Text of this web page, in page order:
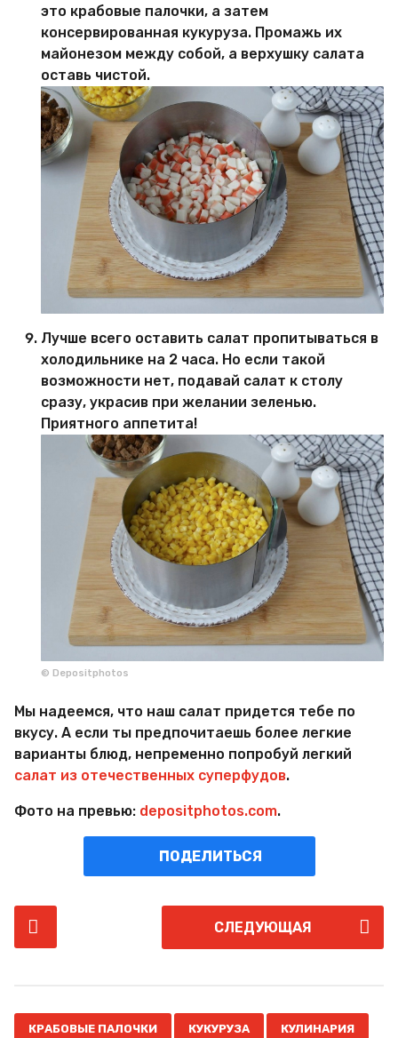
это крабовые палочки, а затем
консервированная кукуруза. Промажь их
майонезом между собой, а верхушку салата
оставь чистой.
Лучше всего оставить салат пропитываться в
холодильнике на 2 часа. Но если такой
возможности нет, подавай салат к столу
сразу, украсив при желании зеленью.
Приятного аппетита!
© Depositphotos
Мы надеемся, что наш салат придется тебе по
вкусу. А если ты предпочитаешь более легкие
варианты блюд, непременно попробуй легкий
салат из отечественных суперфудов.
Фото на превью: depositphotos.com.
ПОДЕЛИТЬСЯ
P
СЛЕДУЮЩАЯ
КРАБОВЫЕ ПАЛОЧКИ КУКУРУЗА КУЛИНАРИЯ